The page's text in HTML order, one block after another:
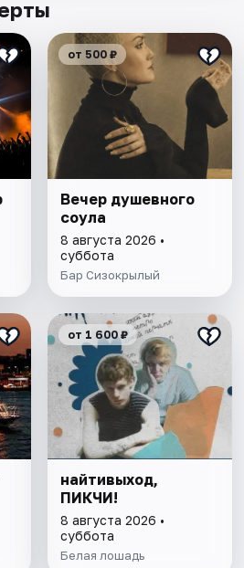
от 500 ₽
Вечер душевного
соула
8 августа 2026 •
суббота
Бар Сизокрылый
от 1 600 ₽
найтивыход,
ПИКЧИ!
8 августа 2026 •
суббота
Белая лошадь